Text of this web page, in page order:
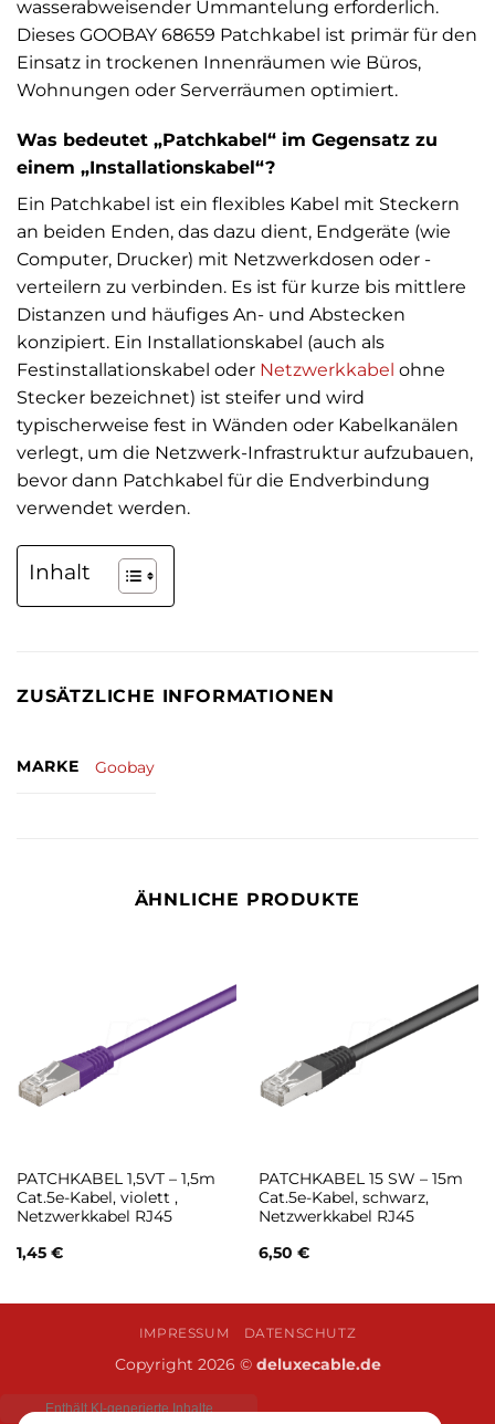
wasserabweisender Ummantelung erforderlich.
Dieses GOOBAY 68659 Patchkabel ist primär für den
Einsatz in trockenen Innenräumen wie Büros,
Wohnungen oder Serverräumen optimiert.
Was bedeutet „Patchkabel“ im Gegensatz zu
einem „Installationskabel“?
Ein Patchkabel ist ein flexibles Kabel mit Steckern
an beiden Enden, das dazu dient, Endgeräte (wie
Computer, Drucker) mit Netzwerkdosen oder -
verteilern zu verbinden. Es ist für kurze bis mittlere
Distanzen und häufiges An- und Abstecken
konzipiert. Ein Installationskabel (auch als
Festinstallationskabel oder Netzwerkkabel ohne
Stecker bezeichnet) ist steifer und wird
typischerweise fest in Wänden oder Kabelkanälen
verlegt, um die Netzwerk-Infrastruktur aufzubauen,
bevor dann Patchkabel für die Endverbindung
verwendet werden.
Inhalt
ZUSÄTZLICHE INFORMATIONEN
MARKE Goobay
ÄHNLICHE PRODUKTE
PATCHKABEL 1,5VT – 1,5m
Cat.5e-Kabel, violett ,
Netzwerkkabel RJ45
1,45 €
PATCHKABEL 15 SW – 15m
Cat.5e-Kabel, schwarz,
Netzwerkkabel RJ45
6,50 €
IMPRESSUM DATENSCHUTZ
Copyright 2026 © deluxecable.de